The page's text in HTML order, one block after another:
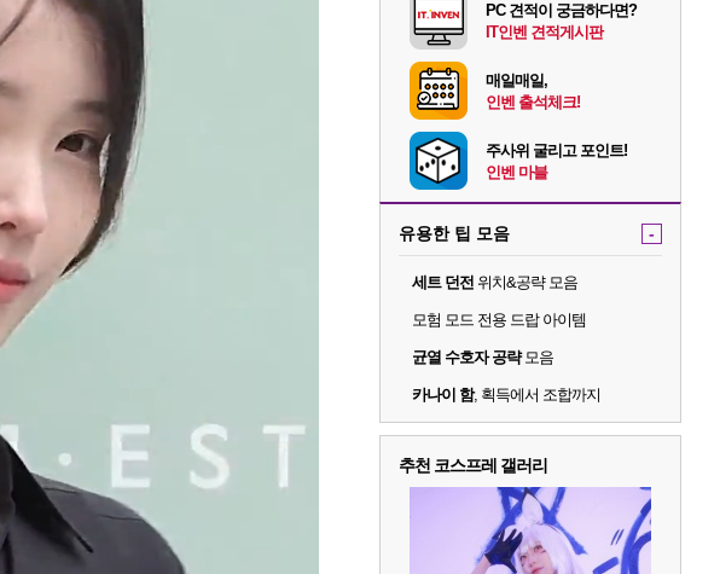
PC 견적이 궁금하다면?
IT인벤 견적게시판
매일매일,
인벤 출석체크!
주사위 굴리고 포인트!
인벤 마블
유용한 팁 모음 -
세트 던전 위치&공략 모음
모험 모드 전용 드랍 아이템
균열 수호자 공략모음
카나이 함, 획득에서 조합까지
추천 코스프레 갤러리